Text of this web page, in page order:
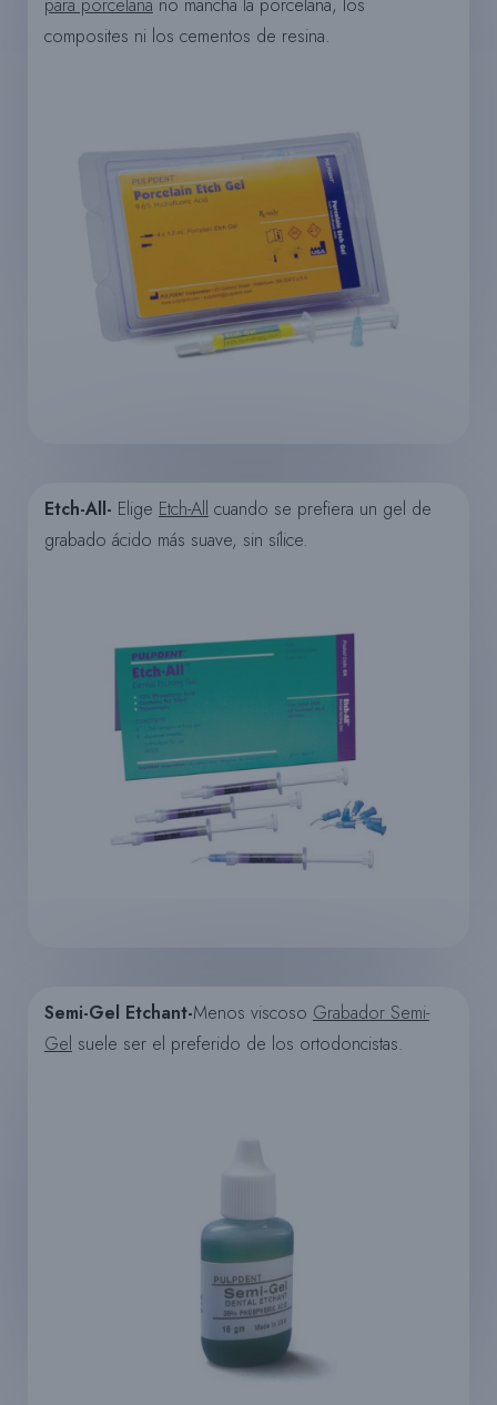
composites ni los cementos de resina.
Etch-All- Elige Etch-All cuando se prefiera un gel de
grabado ácido más suave, sin sílice.
Semi-Gel Etchant-Menos viscoso Grabador Semi-
Gel suele ser el preferido de los ortodoncistas.